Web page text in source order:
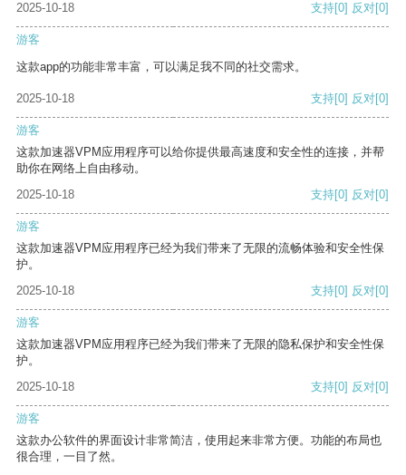
2025-10-18 支持[0] 反对[0]
游客
这款app的功能非常丰富，可以满足我不同的社交需求。
2025-10-18 支持[0] 反对[0]
游客
这款加速器VPM应用程序可以给你提供最高速度和安全性的连接，并帮
助你在网络上自由移动。
2025-10-18
支持[0] 反对[0]
游客
这款加速器VPM应用程序已经为我们带来了无限的流畅体验和安全性保
护。
2025-10-18
支持[0] 反对[0]
游客
这款加速器VPM应用程序已经为我们带来了无限的隐私保护和安全性保
护。
2025-10-18
支持[0] 反对[0]
游客
这款办公软件的界面设计非常简洁，使用起来非常方便。功能的布局也
很合理，一目了然。